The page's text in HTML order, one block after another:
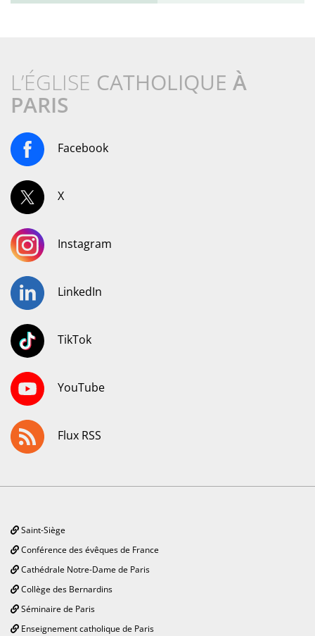
L’ÉGLISE CATHOLIQUE À
PARIS
Facebook
X
Instagram
LinkedIn
TikTok
YouTube
Flux RSS
Saint-Siège
Conférence des évêques de France
Cathédrale Notre-Dame de Paris
Collège des Bernardins
Séminaire de Paris
Enseignement catholique de Paris